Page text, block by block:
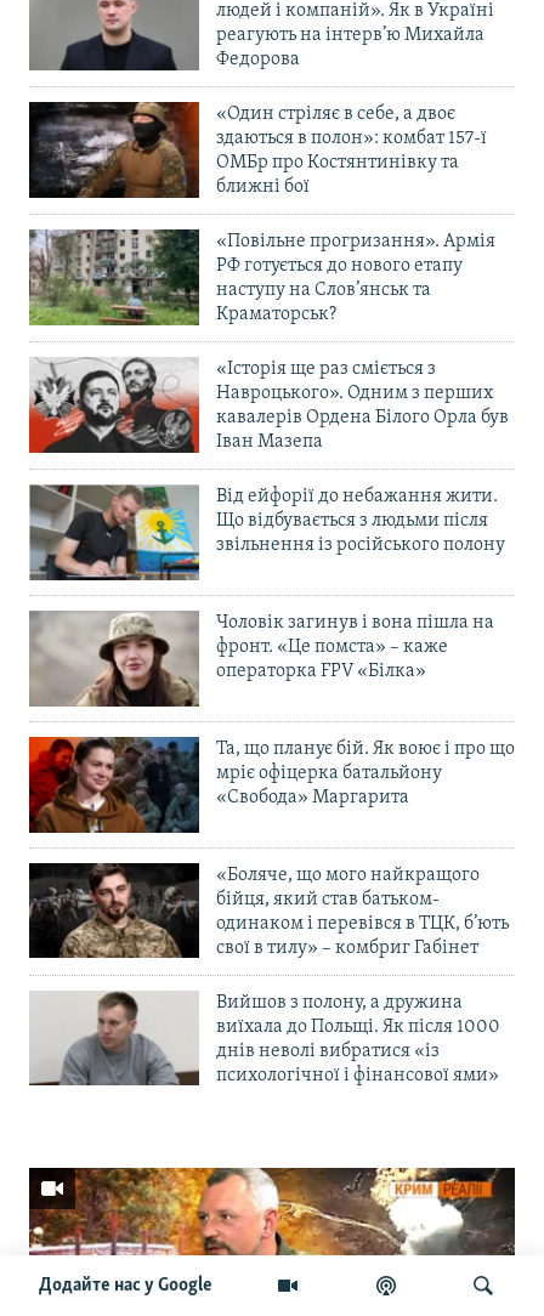
Додайте нас у Google
людей і компаній». Як в Україні
реагують на інтерв’ю Михайла
Федорова
«Один стріляє в себе, а двоє
здаються в полон»: комбат 157-ї
ОМБр про Костянтинівку та
ближні бої
«Повільне прогризання». Армія
РФ готується до нового етапу
наступу на Слов’янськ та
Краматорськ?
«Історія ще раз сміється з
Навроцького». Одним з перших
кавалерів Ордена Білого Орла був
Іван Мазепа
Від ейфорії до небажання жити.
Що відбувається з людьми після
звільнення із російського полону
Чоловік загинув і вона пішла на
фронт. «Це помста» – каже
операторка FPV «Білка»
Та, що планує бій. Як воює і про що
мріє офіцерка батальйону
«Свобода» Маргарита
«Боляче, що мого найкращого
бійця, який став батьком-
одинаком і перевівся в ТЦК, б’ють
свої в тилу» – комбриг Габінет
Вийшов з полону, а дружина
виїхала до Польщі. Як після 1000
днів неволі вибратися «із
психологічної і фінансової ями»